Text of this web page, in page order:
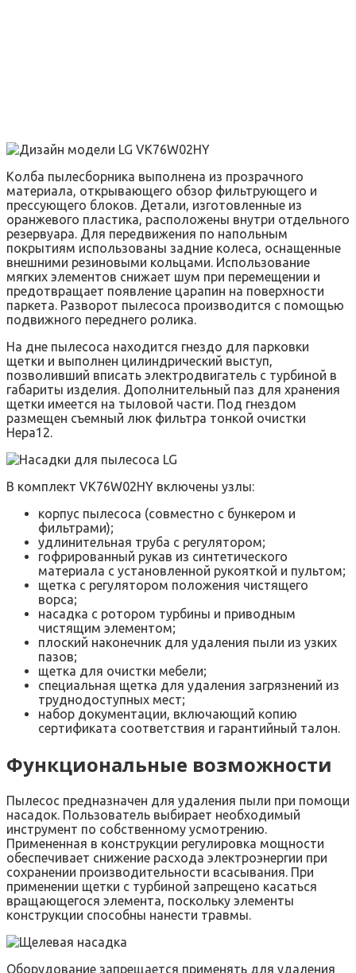
Колба пылесборника выполнена из прозрачного
материала, открывающего обзор фильтрующего и
прессующего блоков. Детали, изготовленные из
оранжевого пластика, расположены внутри отдельного
резервуара. Для передвижения по напольным
покрытиям использованы задние колеса, оснащенные
внешними резиновыми кольцами. Использование
мягких элементов снижает шум при перемещении и
предотвращает появление царапин на поверхности
паркета. Разворот пылесоса производится с помощью
подвижного переднего ролика.
На дне пылесоса находится гнездо для парковки
щетки и выполнен цилиндрический выступ,
позволивший вписать электродвигатель с турбиной в
габариты изделия. Дополнительный паз для хранения
щетки имеется на тыловой части. Под гнездом
размещен съемный люк фильтра тонкой очистки
Hepa12.
В комплект VK76W02HY включены узлы:
корпус пылесоса (совместно с бункером и
фильтрами);
удлинительная труба с регулятором;
гофрированный рукав из синтетического
материала с установленной рукояткой и пультом;
щетка с регулятором положения чистящего
ворса;
насадка с ротором турбины и приводным
чистящим элементом;
плоский наконечник для удаления пыли из узких
пазов;
щетка для очистки мебели;
специальная щетка для удаления загрязнений из
труднодоступных мест;
набор документации, включающий копию
сертификата соответствия и гарантийный талон.
Функциональные возможности
Пылесос предназначен для удаления пыли при помощи
насадок. Пользователь выбирает необходимый
инструмент по собственному усмотрению.
Примененная в конструкции регулировка мощности
обеспечивает снижение расхода электроэнергии при
сохранении производительности всасывания. При
применении щетки с турбиной запрещено касаться
вращающегося элемента, поскольку элементы
конструкции способны нанести травмы.
Оборудование запрещается применять для удаления